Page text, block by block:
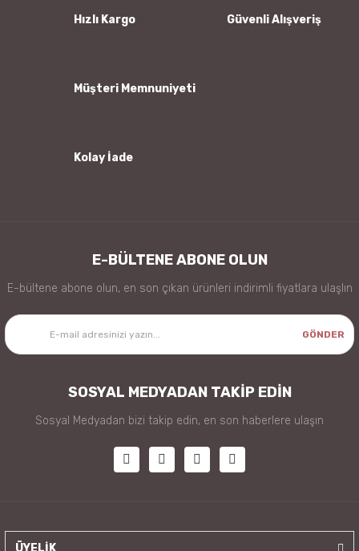
Ürün bilgilerinde hatalar bulunuyor.
Hızlı Kargo Güvenli Alışveriş
Müşteri Memnuniyeti
Kolay İade
E-BÜLTENE ABONE OLUN
E-bültene abone olun, en son çıkan ürünleri indirimli fiyatlara ulaşlın
GÖNDER
SOSYAL MEDYADAN TAKİP EDİN
Sosyal Medyadan bizi takip edin, en son haberlere ulaşın
ÜYELİK